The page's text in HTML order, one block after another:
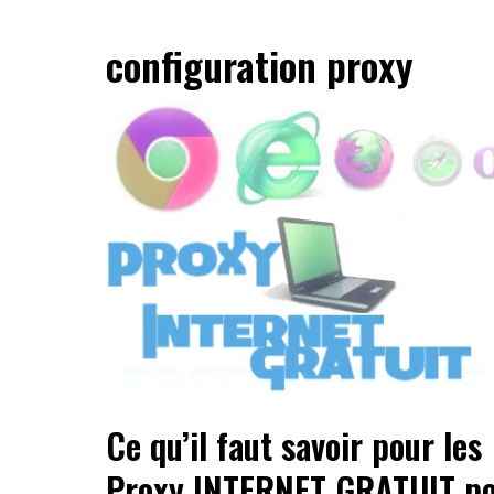
configuration proxy
Ce qu’il faut savoir pour les